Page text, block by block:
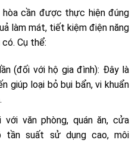
cần được thực hiện đúng
làm mát, tiết kiệm điện năng
Cụ thể:
(đối với hộ gia đình): Đây là
giúp loại bỏ bụi bẩn, vi khuẩn
văn phòng, quán ăn, cửa
tần suất sử dụng cao, môi